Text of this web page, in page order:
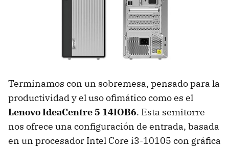
Terminamos con un sobremesa, pensado para la
productividad y el uso ofimático como es el
Lenovo IdeaCentre 5 14IOB6. Esta semitorre
nos ofrece una configuración de entrada, basada
en un procesador Intel Core i3-10105 con gráfica